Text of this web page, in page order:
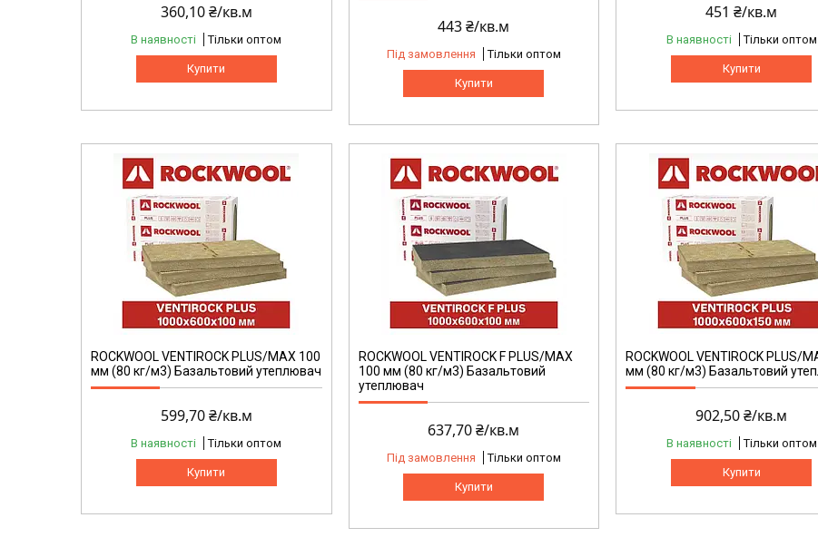
360,10 ₴/кв.м
В наявності Тільки оптом
Купити
443 ₴/кв.м
Під замовлення Тільки оптом
Купити
451 ₴/кв.м
В наявності Тільки оптом
Купити
ROCKWOOL VENTIROCK PLUS/MAX 100
мм (80 кг/м3) Базальтовий утеплювач
599,70 ₴/кв.м
В наявності Тільки оптом
Купити
ROCKWOOL VENTIROCK F PLUS/MAX
100 мм (80 кг/м3) Базальтовий
утеплювач
637,70 ₴/кв.м
Під замовлення Тільки оптом
Купити
ROCKWOOL VENTIROCK PLUS/
мм (80 кг/м3) Базальтовий
902,50 ₴/кв.м
В наявності Тільки оптом
Купити